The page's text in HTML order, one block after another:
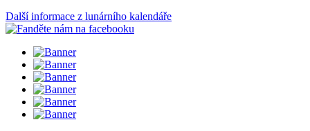
Další informace z lunárního kalendáře